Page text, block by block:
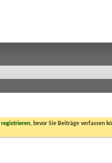
registrieren, bevor Sie Beiträge verfassen